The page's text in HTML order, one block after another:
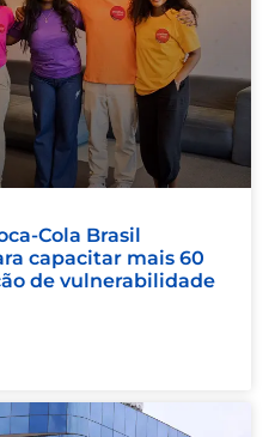
Cola Brasil
capacitar mais 60
de vulnerabilidade